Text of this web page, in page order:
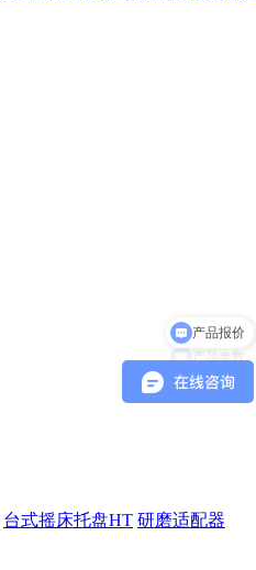
台式摇床托盘HT 研磨适配器
产品参数